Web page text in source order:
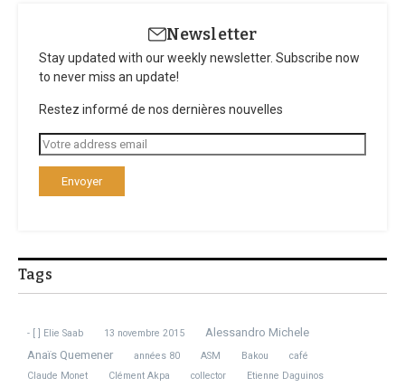
never miss an update!
I have read and agree to the terms & conditions
Fashion Week de Paris,
automne/hiver 2026
Chanel, ...
Fashionweek de Paris,
automne/hiver 2026 :
L’éléga ...
Newsletter
Stay updated with our weekly newsletter. Subscribe now
to never miss an update!
Restez informé de nos dernières nouvelles
Tags
- [ ] Elie Saab 13 novembre 2015
Alessandro Michele
Anaïs Quemener
années 80 ASM Bakou
café
Claude Monet
Clément Akpa collector
Etienne Daguinos